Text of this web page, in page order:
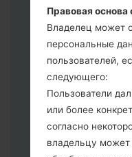
3.
Если вы
сбросить к
выберите
выберите
сохранения
Теперь
войдите в
методы как
Правовая основа
Владелец может
персональные
пользователей,
следующего:
Пользователи
или более
согласно
владельцу может